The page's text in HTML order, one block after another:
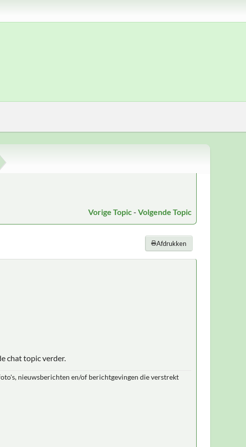
Vorige Topic - Volgende Topic
Afdrukken
chat topic verder.
nieuwsberichten en/of berichtgevingen die verstrekt